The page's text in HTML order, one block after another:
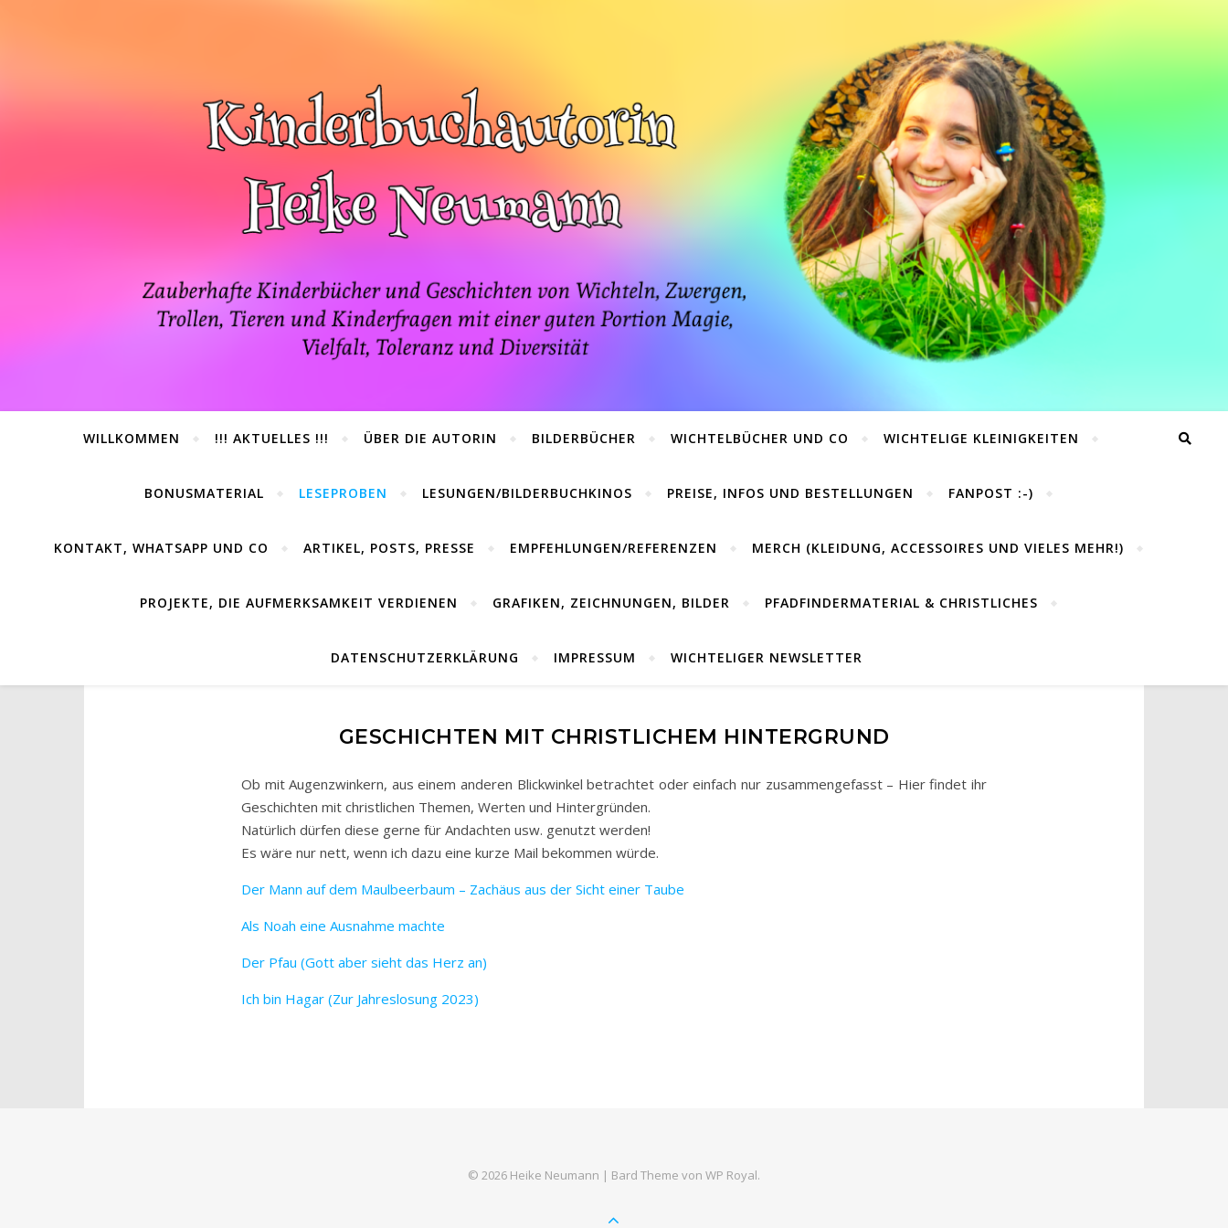
WILLKOMMEN !!! AKTUELLES !!! ÜBER DIE AUTORIN BILDERBÜCHER WICHTELBÜCHER UND CO WICHTELIGE KLEINIGKEITEN
BONUSMATERIAL LESEPROBEN LESUNGEN/BILDERBUCHKINOS PREISE, INFOS UND BESTELLUNGEN FANPOST :-)
KONTAKT, WHATSAPP UND CO ARTIKEL, POSTS, PRESSE EMPFEHLUNGEN/REFERENZEN MERCH (KLEIDUNG, ACCESSOIRES UND VIELES MEHR!)
PROJEKTE, DIE AUFMERKSAMKEIT VERDIENEN GRAFIKEN, ZEICHNUNGEN, BILDER PFADFINDERMATERIAL & CHRISTLICHES
DATENSCHUTZERKLÄRUNG IMPRESSUM WICHTELIGER NEWSLETTER
GESCHICHTEN MIT CHRISTLICHEM HINTERGRUND
Ob mit Augenzwinkern, aus einem anderen Blickwinkel betrachtet oder einfach nur zusammengefasst – Hier findet ihr
Geschichten mit christlichen Themen, Werten und Hintergründen.
Natürlich dürfen diese gerne für Andachten usw. genutzt werden!
Es wäre nur nett, wenn ich dazu eine kurze Mail bekommen würde.
Der Mann auf dem Maulbeerbaum – Zachäus aus der Sicht einer Taube
Als Noah eine Ausnahme machte
Der Pfau (Gott aber sieht das Herz an)
Ich bin Hagar (Zur Jahreslosung 2023)
© 2026 Heike Neumann | Bard Theme von WP Royal.